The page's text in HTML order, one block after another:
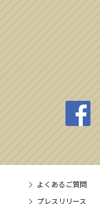
よくあるご質問
プレスリリース